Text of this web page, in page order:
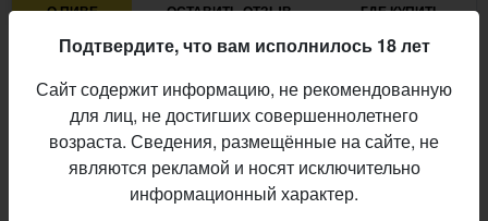
О ПИВЕ ОСТАВИТЬ ОТЗЫВ ГДЕ КУПИТЬ
Стиль:
Brown Ale - Belgian
Алкоголь:
6,5%
выпуска:
17.09.2025
4.298
Подтвердите, что вам исполнилось 18 лет
Сайт содержит информацию, не рекомендованную
для лиц, не достигших совершеннолетнего
возраста. Сведения, размещённые на сайте, не
являются рекламой и носят исключительно
информационный характер.